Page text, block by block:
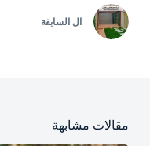
ال السابقة
مقالات مشابهة